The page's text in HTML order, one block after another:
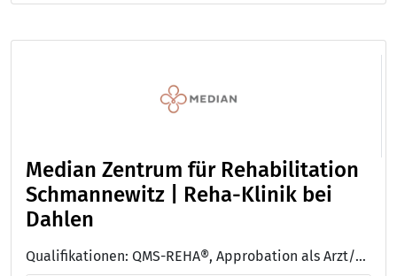
Median Zentrum für Rehabilitation
Schmannewitz | Reha-Klinik bei
Dahlen
Qualifikationen: QMS-REHA®, Approbation als Arzt/Ärztin